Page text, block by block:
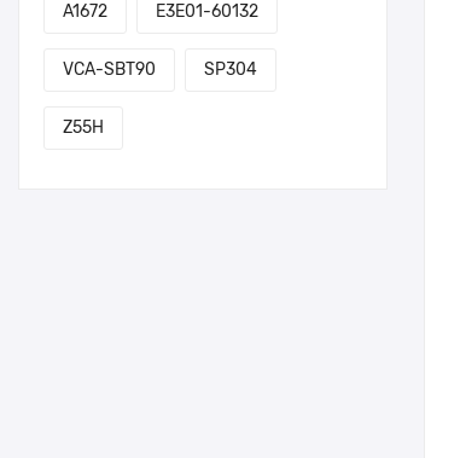
A1672 E3E01-60132
VCA-SBT90 SP304
Z55H